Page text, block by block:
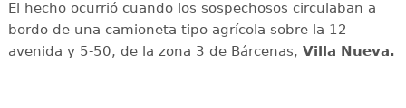
El hecho ocurrió cuando los sospechosos circulaban a
bordo de una camioneta tipo agrícola sobre la 12
avenida y 5-50, de la zona 3 de Bárcenas, Villa Nueva.